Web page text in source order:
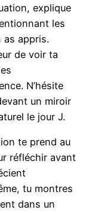
explique
les
as appris.
de voir ta
N’hésite
un miroir
le jour J.
te prend au
réfléchir avant
tu montres
dans un